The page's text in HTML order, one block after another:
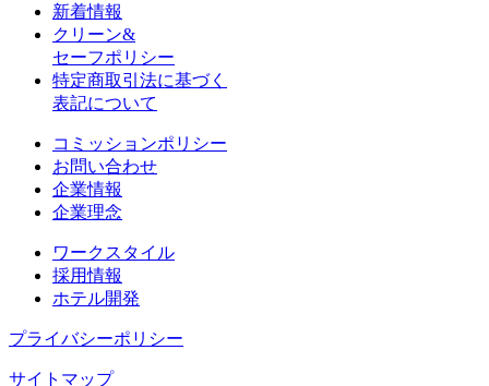
新着情報
クリーン&
セーフポリシー
特定商取引法に基づく
表記について
コミッションポリシー
お問い合わせ
企業情報
企業理念
ワークスタイル
採用情報
ホテル開発
プライバシーポリシー
サイトマップ